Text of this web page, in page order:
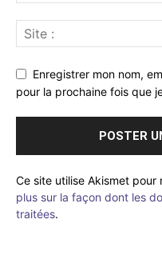
Enregistrer mon nom,
pour la prochaine fois que
Ce site utilise Akismet pour
plus sur la façon dont les
traitées.